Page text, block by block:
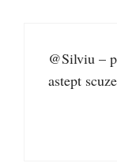
@Silviu –
astept